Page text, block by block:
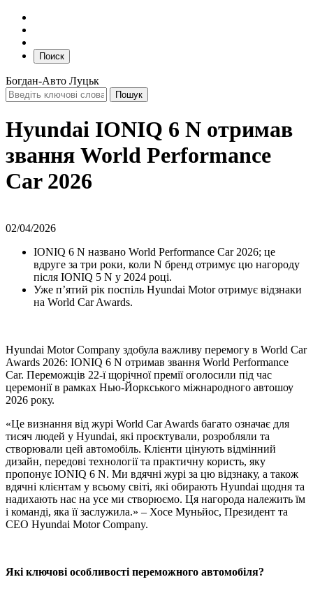
Поиск
Богдан-Авто Луцьк
Hyundai IONIQ 6 N отримав
звання World Performance
Car 2026
02/04/2026
IONIQ 6 N названо World Performance Car 2026; це
вдруге за три роки, коли N бренд отримує цю нагороду
після IONIQ 5 N у 2024 році.
Уже п’ятий рік поспіль Hyundai Motor отримує відзнаки
на World Car Awards.
Hyundai Motor Company здобула важливу перемогу в World Car
Awards 2026: IONIQ 6 N отримав звання World Performance
Car. Переможців 22-ї щорічної премії оголосили під час
церемонії в рамках Нью-Йоркського міжнародного автошоу
2026 року.
«Це визнання від журі World Car Awards багато означає для
тисяч людей у Hyundai, які проєктували, розробляли та
створювали цей автомобіль. Клієнти цінують відмінний
дизайн, передові технології та практичну користь, яку
пропонує IONIQ 6 N. Ми вдячні журі за цю відзнаку, а також
вдячні клієнтам у всьому світі, які обирають Hyundai щодня та
надихають нас на усе ми створюємо. Ця нагорода належить їм
і команді, яка її заслужила.» – Хосе Муньйос, Президент та
CEO Hyundai Motor Company.
Які ключові особливості переможного автомобіля?